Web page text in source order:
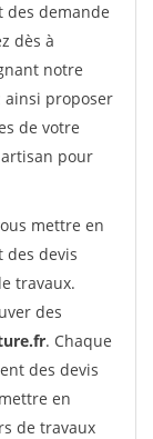
des demande
dès à
notre
ainsi proposer
de votre
pour
mettre en
des devis
travaux.
des
. Chaque
des devis
en
de travaux